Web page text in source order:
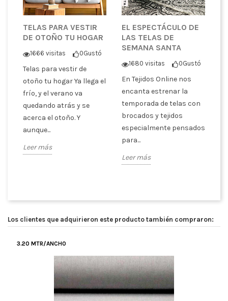
TELAS PARA VESTIR
DE OTOÑO TU HOGAR
1666 visitas 0Gustó
Telas para vestir de
otoño tu hogar Ya llega el
frío, y el verano va
quedando atrás y se
acerca el otoño. Y
aunque...
Leer más
EL ESPECTÁCULO DE
LAS TELAS DE
SEMANA SANTA
1680 visitas 0Gustó
En Tejidos Online nos
encanta estrenar la
temporada de telas con
brocados y tejidos
especialmente pensados
para...
Leer más
Los clientes que adquirieron este producto también compraron:
3.20 MTR/ANCHO